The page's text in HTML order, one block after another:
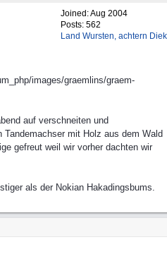
Joined:Aug 2004
Posts: 562
Land Wursten, achtern Diek
images/graemlins/graem-
auf verschneiten und
mit Holz aus dem Wald
gefreut weil wir vorher dachten wir
als der Nokian Hakadingsbums.